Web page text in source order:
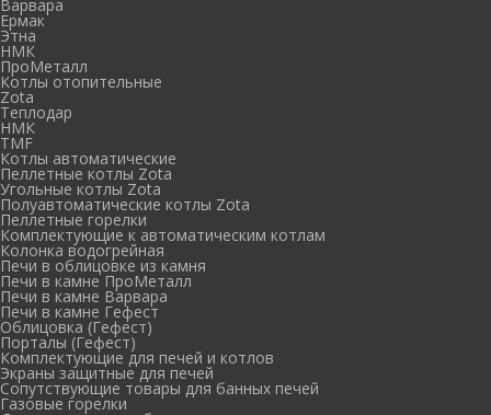
Варвара
Ермак
Этна
НМК
ПроМеталл
Котлы отопительные
Zota
Теплодар
НМК
TMF
Котлы автоматические
Пеллетные котлы Zota
Угольные котлы Zota
Полуавтоматические котлы Zota
Пеллетные горелки
Комплектующие к автоматическим котлам
Колонка водогрейная
Печи в облицовке из камня
Печи в камне ПроМеталл
Печи в камне Варвара
Печи в камне Гефест
Облицовка (Гефест)
Порталы (Гефест)
Комплектующие для печей и котлов
Экраны защитные для печей
Сопутствующие товары для банных печей
Газовые горелки